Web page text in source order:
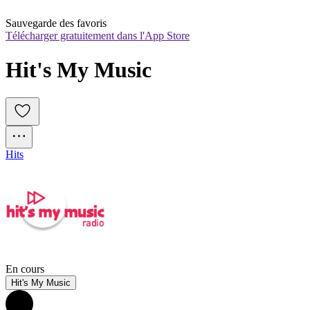
Sauvegarde des favoris
Télécharger gratuitement dans l'App Store
Hit's My Music
Hits
En cours
Hit's My Music